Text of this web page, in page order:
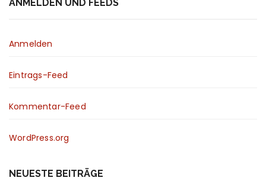
ANMELDEN UND FEEDS
Anmelden
Eintrags-Feed
Kommentar-Feed
WordPress.org
NEUESTE BEITRÄGE